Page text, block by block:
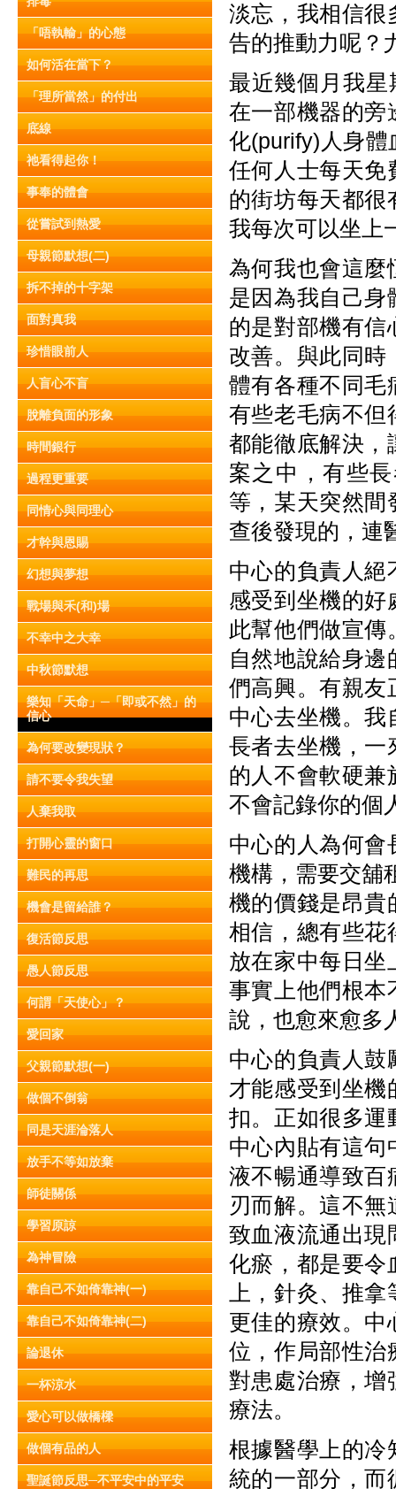
「唔執輸」的心態
如何活在當下？
「理所當然」的付出
底線
祂看得起你！
事奉的體會
從嘗試到熱愛
母親節默想(二)
拆不掉的十字架
面對真我
珍惜眼前人
人盲心不盲
脫離負面的形象
時間銀行
過程更重要
同情心與同理心
才幹與恩賜
幻想與夢想
戰場與禾(和)場
不幸中之大幸
中秋節默想
樂知「天命」─「即或不然」的
信心
為何要改變現狀？
請不要令我失望
人棄我取
打開心靈的窗口
難民的再思
機會是留給誰？
復活節反思
愚人節反思
何謂「天使心」？
愛回家
父親節默想(一)
做個不倒翁
同是天涯淪落人
放手不等如放棄
師徒關係
學習原諒
為神冒險
靠自己不如倚靠神(一)
靠自己不如倚靠神(二)
論退休
一杯涼水
愛心可以做橋樑
做個有品的人
聖誕節反思─不平安中的平安
淡忘，我相信很
告的推動力呢？
最近幾個月我
在一部機器的旁
化(purify)人身
任何人士每天免
的街坊每天都很
我每次可以坐上
為何我也會這麼
是因為我自己身
的是對部機有信
改善。與此同時
體有各種不同毛
有些老毛病不但
都能徹底解決，
案之中，有些
等，某天突然間
查後發現的，連
中心的負責人絕
感受到坐機的好
此幫他們做宣
自然地說給身
們高興。有親友
中心去坐機。我
長者去坐機，一
的人不會軟硬兼
不會記錄你的個
中心的人為何會
機構，需要交舖
機的價錢是昂貴
相信，總有些花
放在家中每日坐
事實上他們根本
說，也愈來愈多
中心的負責人鼓
才能感受到坐機
扣。正如很多運
中心內貼有這句
液不暢通導致百
刃而解。這不
致血液流通出現
化瘀，都是要令
上，針灸、推
更佳的療效。中
位，作局部性治
對患處治療，增
療法。
根據醫學上的冷
統的一部分，而